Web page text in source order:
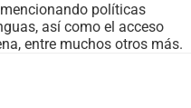
políticas
así como el acceso
entre muchos otros más.